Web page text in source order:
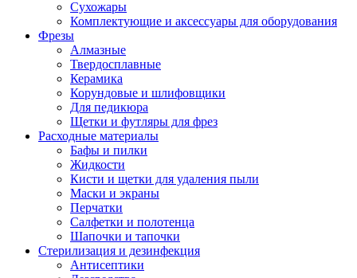
Сухожары
Комплектующие и аксессуары для оборудования
Фрезы
Алмазные
Твердосплавные
Керамика
Корундовые и шлифовщики
Для педикюра
Щетки и футляры для фрез
Расходные материалы
Бафы и пилки
Жидкости
Кисти и щетки для удаления пыли
Маски и экраны
Перчатки
Салфетки и полотенца
Шапочки и тапочки
Стерилизация и дезинфекция
Антисептики